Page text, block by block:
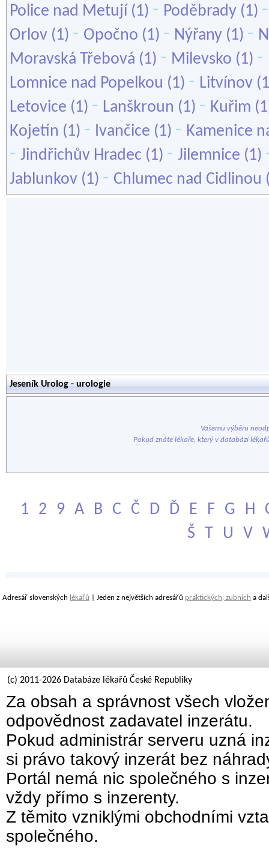
Police nad Metují (1) - Poděbrady (1)
Orlov (1) - Opočno (1) - Nýřany (1) -
Moravská Třebová (1) - Milevsko (1) -
Lomnice nad Popelkou (1) - Litvínov
Letovice (1) - Lanškroun (1) - Kuřim
Kojetín (1) - Ivančice (1) - Kamenice
- Jindřichův Hradec (1) - Jilemnice (1)
Jablunkov (1) - Chlumec nad Cidlinou
Jeseník Urolog - urologie
Vašemu výběru
Pokud znáte lékaře, který v databází
1 2 9 A B C Č D Ď E F G H
Š
T U V
Adresář slovenských lékařů | Jeden z největších adresářů praktických, zubních a
(c) 2011-2026 Databáze lékařů České Republiky
Za obsah a správnost všech
odpovědnost zadavatel inzerátu.
Pokud administrár serveru uzná
si právo takový inzerát bez
Portál nemá nic společného s
vždy přímo s inzerenty.
Z těmito vzniklými obchodními
společného.